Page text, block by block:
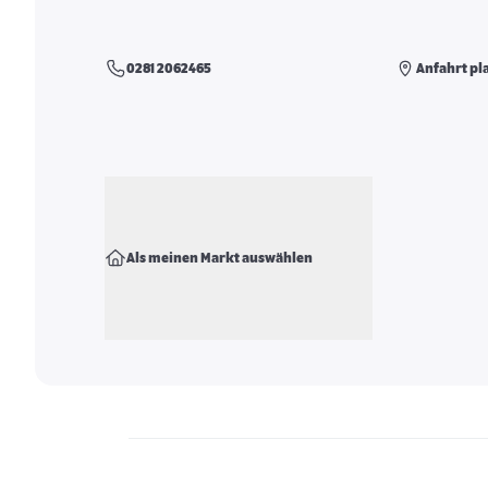
0281 2062465 Anfahrt
Als meinen Markt auswählen